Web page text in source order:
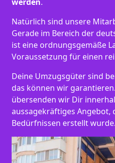
Natürlich sind unsere
Gerade im Bereich der
ist eine ordnungsgemäße
Voraussetzung für einen
Deine Umzugsgüter sind
das können wir
übersenden wir Dir
aussagekräftiges Angebot,
Bedürfnissen erstellt wurde.